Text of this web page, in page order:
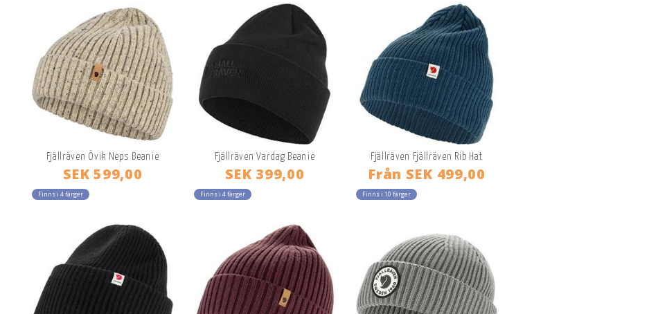
Fjällräven Övik Neps Beanie
SEK 599,00
Finns i 4 färger
Fjällräven Vardag Beanie
SEK 399,00
Finns i 4 färger
Fjällräven Fjällräven Rib Hat
Från SEK 499,00
Finns i 10 färger